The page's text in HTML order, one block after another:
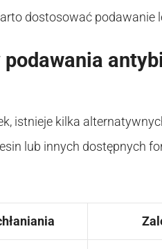
dostosować podawanie
istnieje kilka
lub innych dostępnych